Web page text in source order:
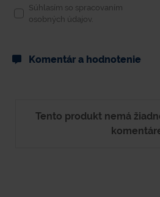
Súhlasím so spracovaním
osobných údajov.
Komentár a hodnotenie
Tento produkt nemá